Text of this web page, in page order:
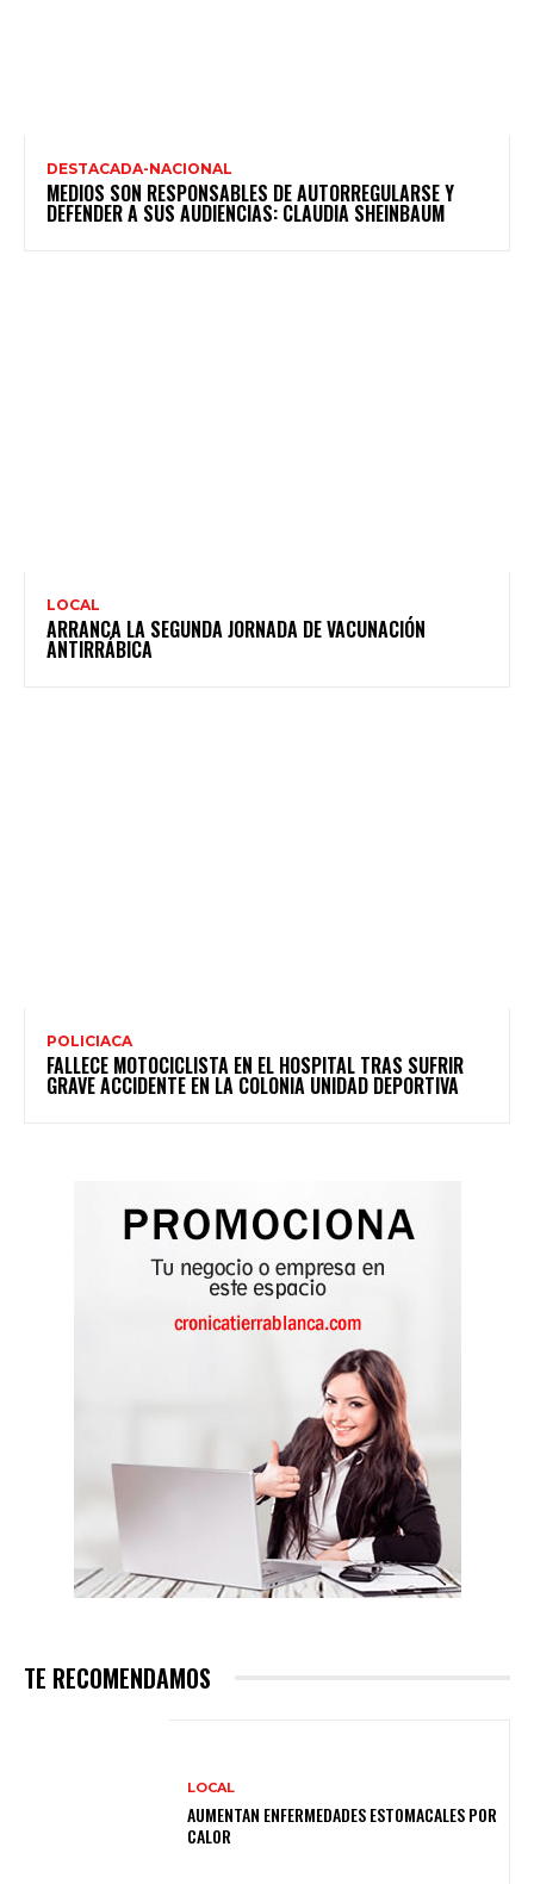
DESTACADA-NACIONAL
MEDIOS SON RESPONSABLES DE AUTORREGULARSE Y
DEFENDER A SUS AUDIENCIAS: CLAUDIA SHEINBAUM
LOCAL
ARRANCA LA SEGUNDA JORNADA DE VACUNACIÓN
ANTIRRÁBICA
POLICIACA
FALLECE MOTOCICLISTA EN EL HOSPITAL TRAS SUFRIR
GRAVE ACCIDENTE EN LA COLONIA UNIDAD DEPORTIVA
TE RECOMENDAMOS
LOCAL
AUMENTAN ENFERMEDADES ESTOMACALES POR
CALOR